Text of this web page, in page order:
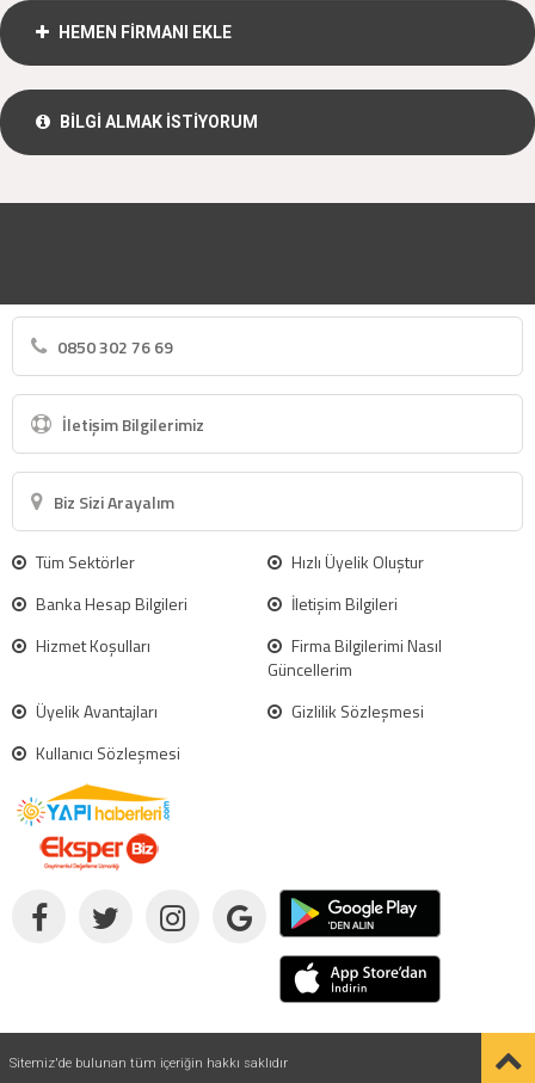
HEMEN FİRMANI EKLE
BİLGİ ALMAK İSTİYORUM
0850 302 76 69
İletişim Bilgilerimiz
Biz Sizi Arayalım
Tüm Sektörler
Hızlı Üyelik Oluştur
Banka Hesap Bilgileri
İletişim Bilgileri
Hizmet Koşulları
Firma Bilgilerimi Nasıl
Güncellerim
Üyelik Avantajları
Gizlilik Sözleşmesi
Kullanıcı Sözleşmesi
Sitemiz'de bulunan tüm içeriğin hakkı saklıdır